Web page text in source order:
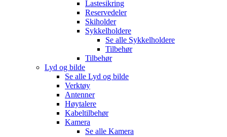
Lastesikring
Reservedeler
Skiholder
Sykkelholdere
Se alle Sykkelholdere
Tilbehør
Tilbehør
Lyd og bilde
Se alle Lyd og bilde
Verktøy
Antenner
Høytalere
Kabeltilbehør
Kamera
Se alle Kamera